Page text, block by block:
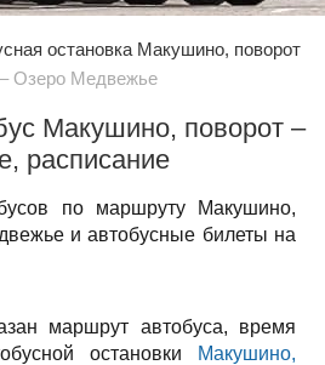
остановка Макушино, поворот
Озеро Медвежье
Макушино, поворот –
расписание
по маршруту Макушино,
и автобусные билеты на
маршрут автобуса, время
остановки
Макушино,